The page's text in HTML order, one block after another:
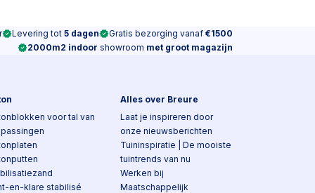
Levering tot 5 dagen Gratis bezorging vanaf €1500
2000m2 indoor showroom met groot magazijn
voor tal van
en-klare stabilisé
Alles over Breure
Laat je inspireren door
onze nieuwsberichten
Tuininspiratie | De mooiste
tuintrends van nu
Werken bij
Maatschappelijk